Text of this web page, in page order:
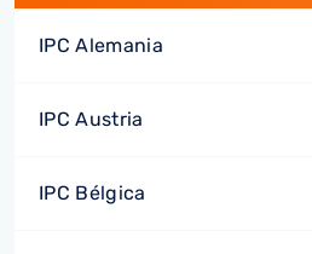
IPC Alemania
IPC Austria
IPC Bélgica